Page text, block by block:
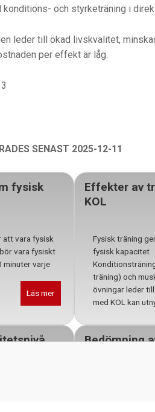
konditions- och styrketräning i
leder till ökad livskvalitet,
per effekt är låg.
SENAST 2025-12-11
fysisk
att vara fysisk
vara fysiskt
minuter varje
Läs mer
Effekter av
KOL
Fysisk träning
fysisk kapacitet
träning) och
övningar leder
med KOL kan
Bedömning